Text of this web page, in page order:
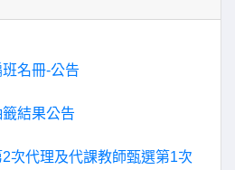
名冊-公告
結果公告
次代理及代課教師甄選第1次